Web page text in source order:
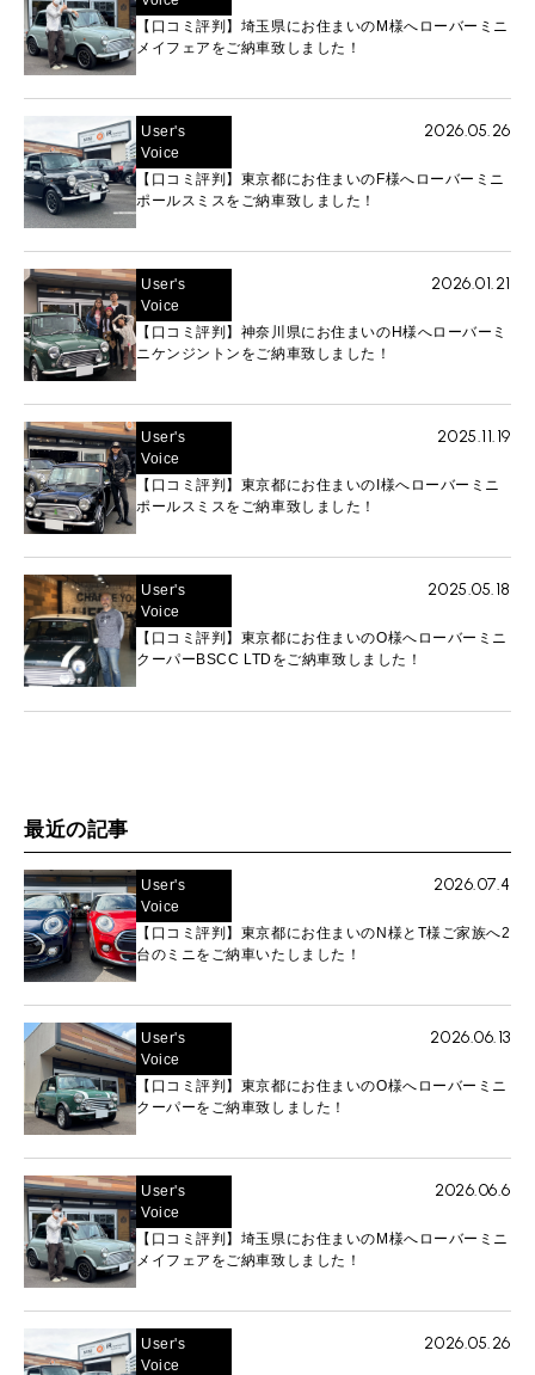
【口コミ評判】埼玉県にお住まいのM様へローバーミニ
メイフェアをご納車致しました！
User's
Voice
2026.05.26
【口コミ評判】東京都にお住まいのF様へローバーミニ
ポールスミスをご納車致しました！
User's
Voice
2026.01.21
【口コミ評判】神奈川県にお住まいのH様へローバーミ
ニケンジントンをご納車致しました！
User's
Voice
2025.11.19
【口コミ評判】東京都にお住まいのI様へローバーミニ
ポールスミスをご納車致しました！
User's
Voice
2025.05.18
【口コミ評判】東京都にお住まいのO様へローバーミニ
クーパーBSCC LTDをご納車致しました！
最近の記事
User's
Voice
2026.07.4
【口コミ評判】東京都にお住まいのN様とT様ご家族へ2
台のミニをご納車いたしました！
User's
Voice
2026.06.13
【口コミ評判】東京都にお住まいのO様へローバーミニ
クーパーをご納車致しました！
User's
Voice
2026.06.6
【口コミ評判】埼玉県にお住まいのM様へローバーミニ
メイフェアをご納車致しました！
User's
Voice
2026.05.26